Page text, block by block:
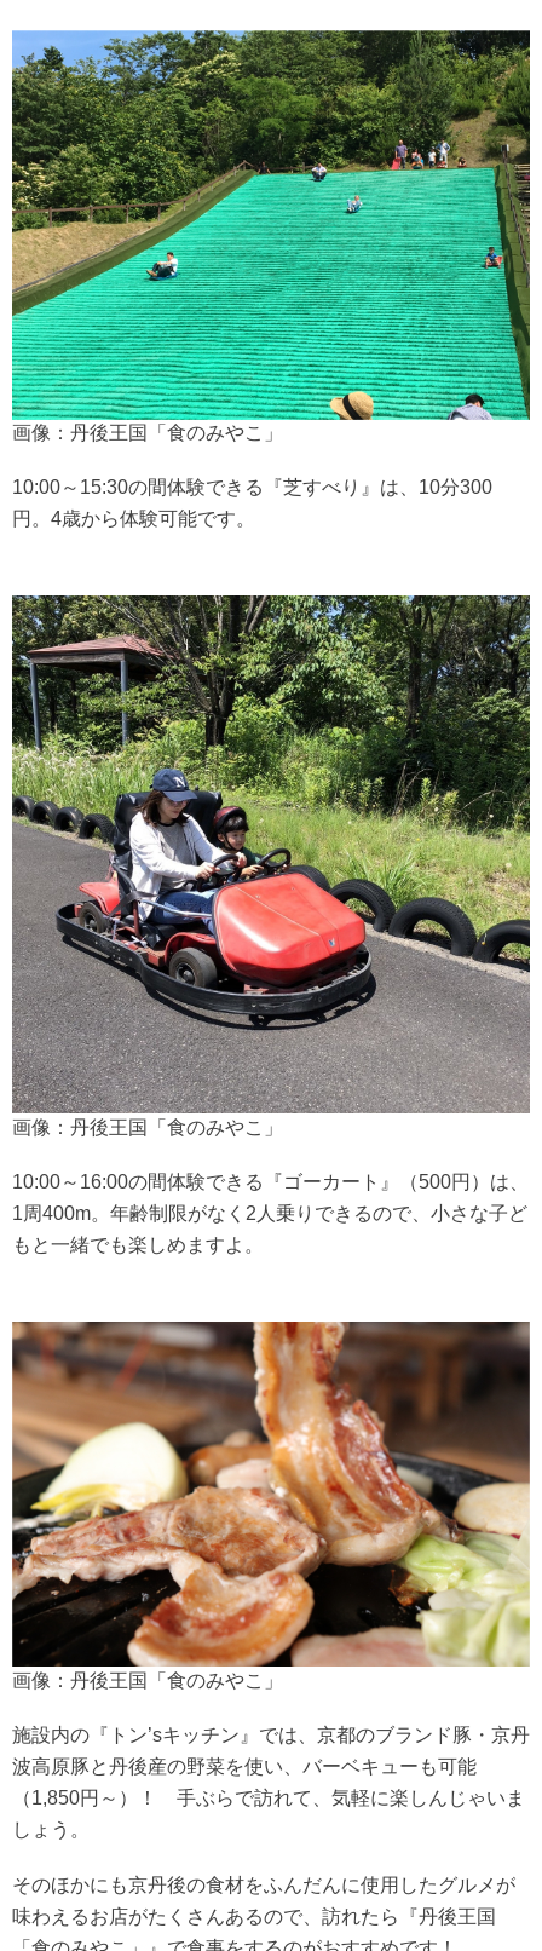
画像：丹後王国「食のみやこ」
10:00～15:30の間体験できる『芝すべり』は、10分300
円。4歳から体験可能です。
画像：丹後王国「食のみやこ」
10:00～16:00の間体験できる『ゴーカート』（500円）は、
1周400m。年齢制限がなく2人乗りできるので、小さな子ど
もと一緒でも楽しめますよ。
画像：丹後王国「食のみやこ」
施設内の『トン’sキッチン』では、京都のブランド豚・京丹
波高原豚と丹後産の野菜を使い、バーベキューも可能
（1,850円～）！ 手ぶらで訪れて、気軽に楽しんじゃいま
しょう。
そのほかにも京丹後の食材をふんだんに使用したグルメが
味わえるお店がたくさんあるので、訪れたら『丹後王国